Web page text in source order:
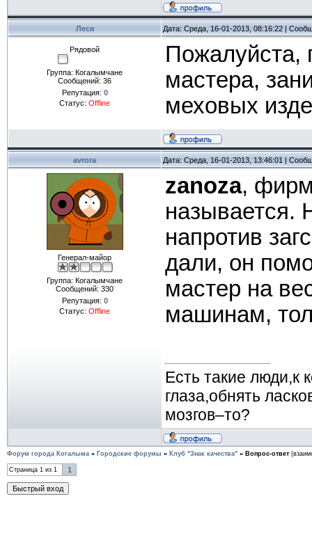
Леся Дата: Среда, 16-01-2013, 08:16:22 |
Рядовой
Группа: Когалымчане
Сообщений: 36
Репутация: 0
Статус: Offline
Пожалуйста,
мастера,
меховых
avrora Дата: Среда, 16-01-2013, 13:46:01 |
Генерал-майор
Группа: Когалымчане
Сообщений: 330
Репутация: 0
Статус: Offline
zanoza,
называется.
напротив
дали, он
мастер на
машинам,
Есть такие люди,к
глаза,обнять
мозгов–то?
Форум города Когалыма » Городские форумы » Клуб "Знак качества" » Вопрос-ответ
Страница 1 из 1 1